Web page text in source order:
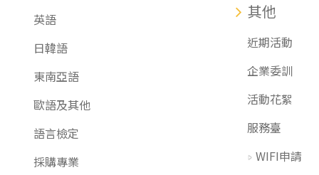
英語
日韓語
東南亞語
歐語及其他
語言檢定
採購專業
其他
近期活動
企業委訓
活動花絮
服務臺
WIFI申請